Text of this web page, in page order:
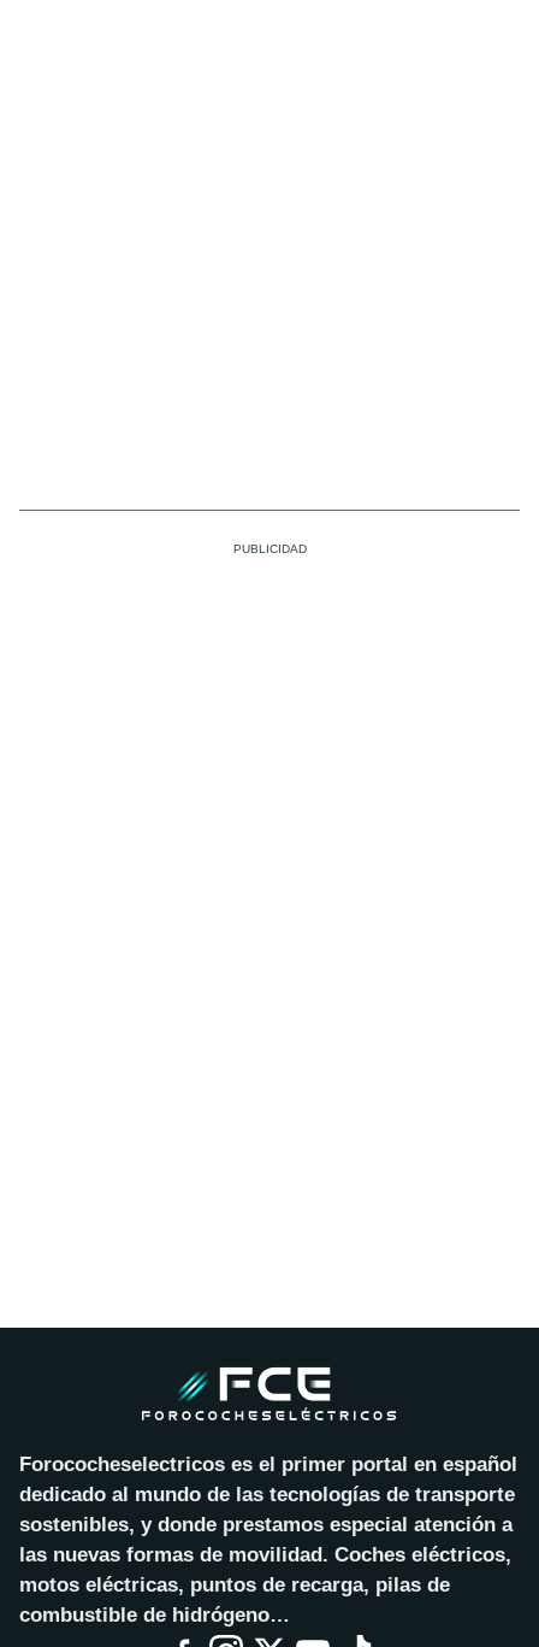
Forococheselectricos es el primer portal en español
dedicado al mundo de las tecnologías de transporte
sostenibles, y donde prestamos especial atención a
las nuevas formas de movilidad. Coches eléctricos,
motos eléctricas, puntos de recarga, pilas de
combustible de hidrógeno…